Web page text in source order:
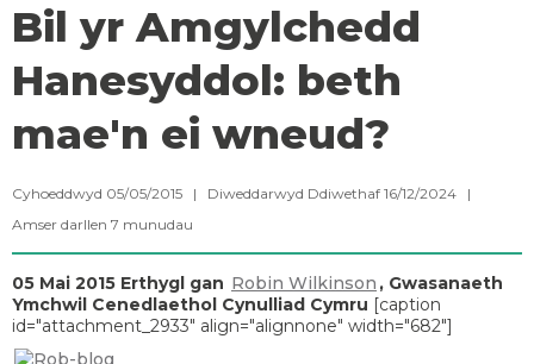
Bil yr Amgylchedd
Hanesyddol: beth
mae'n ei wneud?
Cyhoeddwyd 05/05/2015 | Diweddarwyd Ddiwethaf 16/12/2024 |
Amser darllen 7 munudau
05 Mai 2015 Erthygl gan Robin Wilkinson , Gwasanaeth
Ymchwil Cenedlaethol Cynulliad Cymru [caption
id="attachment_2933" align="alignnone" width="682"]